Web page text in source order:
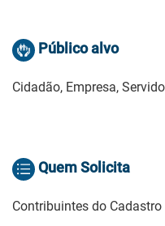
Público alvo
Cidadão, Empresa,
Quem Solicita
Contribuintes do